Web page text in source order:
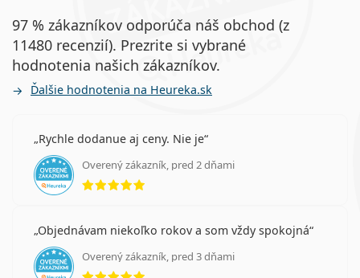
97 % zákazníkov odporúča náš obchod (z
11480 recenzií). Prezrite si vybrané
hodnotenia našich zákazníkov.
Ďalšie hodnotenia na Heureka.sk
Rychle dodanue aj ceny. Nie je
Overený zákazník, pred 2 dňami
hodnotenie 5 z 5
Objednávam niekoľko rokov a som vždy spokojná
Overený zákazník, pred 3 dňami
hodnotenie 5 z 5